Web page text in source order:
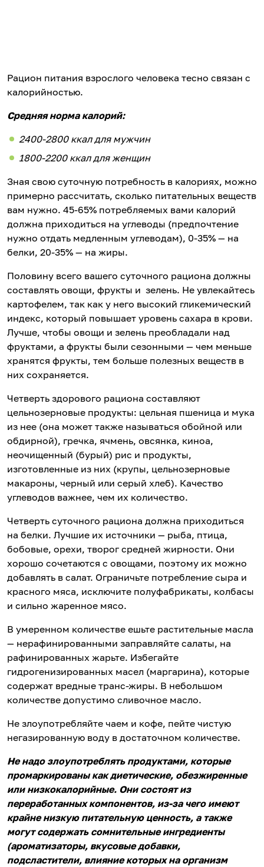
Рацион питания взрослого человека тесно связан с
калорийностью.
Средняя норма калорий:
2400-2800 ккал для мужчин
1800-2200 ккал для женщин
Зная свою суточную потребность в калориях, можно
примерно рассчитать, сколько питательных веществ
вам нужно. 45-65% потребляемых вами калорий
должна приходиться на углеводы (предпочтение
нужно отдать медленным углеводам), 0-35% — на
белки, 20-35% — на жиры.
Половину всего вашего суточного рациона должны
составлять овощи, фрукты и зелень. Не увлекайтесь
картофелем, так как у него высокий гликемический
индекс, который повышает уровень сахара в крови.
Лучше, чтобы овощи и зелень преобладали над
фруктами, а фрукты были сезонными — чем меньше
хранятся фрукты, тем больше полезных веществ в
них сохраняется.
Четверть здорового рациона составляют
цельнозерновые продукты: цельная пшеница и мука
из нее (она может также называться обойной или
обдирной), гречка, ячмень, овсянка, киноа,
неочищенный (бурый) рис и продукты,
изготовленные из них (крупы, цельнозерновые
макароны, черный или серый хлеб). Качество
углеводов важнее, чем их количество.
Четверть суточного рациона должна приходиться
на белки. Лучшие их источники — рыба, птица,
бобовые, орехи, творог средней жирности. Они
хорошо сочетаются с овощами, поэтому их можно
добавлять в салат. Ограничьте потребление сыра и
красного мяса, исключите полуфабрикаты, колбасы
и сильно жаренное мясо.
В умеренном количестве ешьте растительные масла
— нерафинированными заправляйте салаты, на
рафинированных жарьте. Избегайте
гидрогенизированных масел (маргарина), которые
содержат вредные транс-жиры. В небольшом
количестве допустимо сливочное масло.
Не злоупотребляйте чаем и кофе, пейте чистую
негазированную воду в достаточном количестве.
Не надо злоупотреблять продуктами, которые
промаркированы как диетические, обезжиренные
или низкокалорийные. Они состоят из
переработанных компонентов, из-за чего имеют
крайне низкую питательную ценность, а также
могут содержать сомнительные ингредиенты
(ароматизаторы, вкусовые добавки,
подсластители, влияние которых на организм